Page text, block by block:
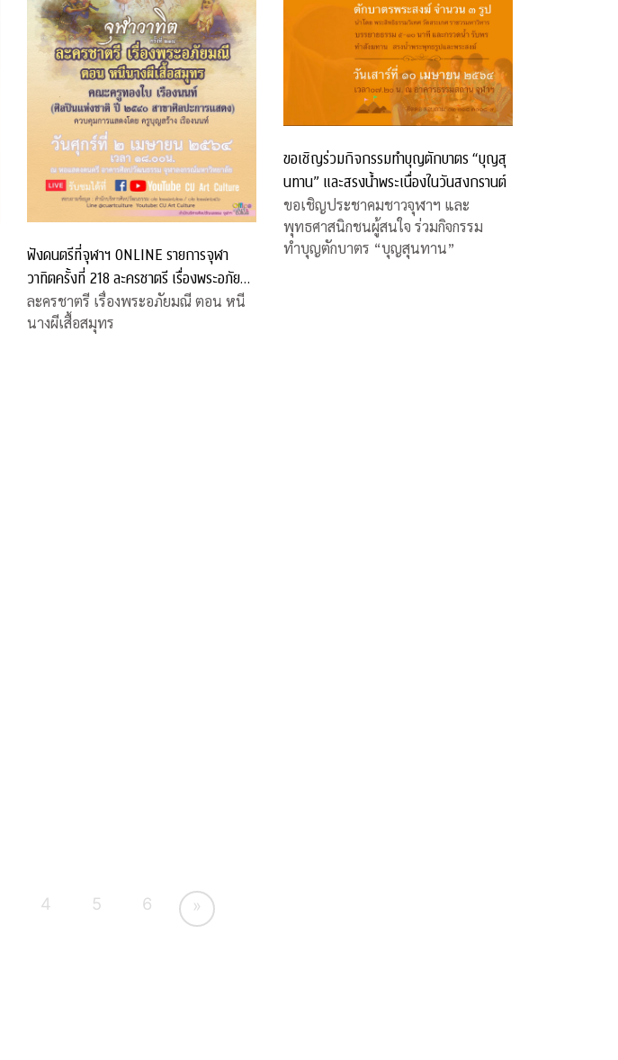
ฟังดนตรีที่จุฬาฯ ONLINE รายการจุฬา
วาทิตครั้งที่ 218 ละครชาตรี เรื่องพระอภัย
มณี ตอน หนีนางผีเสื้อสมุทร
ละครชาตรี เรื่องพระอภัยมณี ตอน หนี
นางผีเสื้อสมุทร
ขอเชิญร่วมกิจกรรมทำบุญตักบาตร “บุญสุ
นทาน” และสรงน้ำพระเนื่องในวันสงกรานต์
ขอเชิญประชาคมชาวจุฬาฯ และ
พุทธศาสนิกชนผู้สนใจ ร่วมกิจกรรม
ทำบุญตักบาตร “บุญสุนทาน”
4 5 6 »